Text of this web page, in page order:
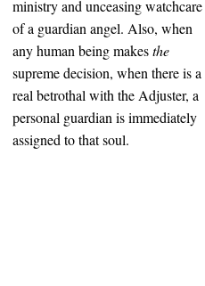
ministry and unceasing watchcare
of a guardian angel. Also, when
any human being makesthe
supreme decision, when there is a
real betrothal with the Adjuster, a
personal guardian is immediately
assigned to that soul.